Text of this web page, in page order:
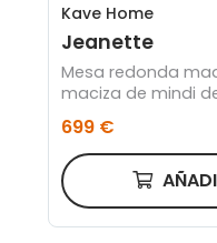
Kave Home
Jeanette
Mesa redonda
maciza de mindi
699 €